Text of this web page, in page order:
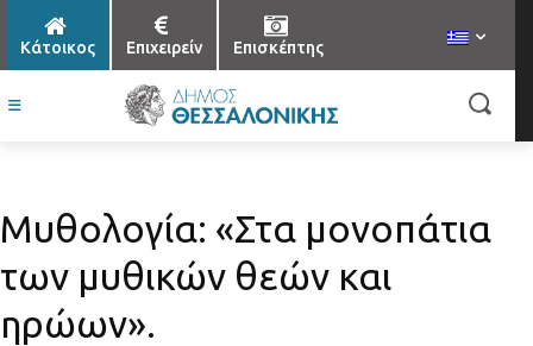
Κάτοικος Επιχειρείν Επισκέπτης
Μυθολογία: «Στα μονοπάτια
των μυθικών θεών και
ηρώων».